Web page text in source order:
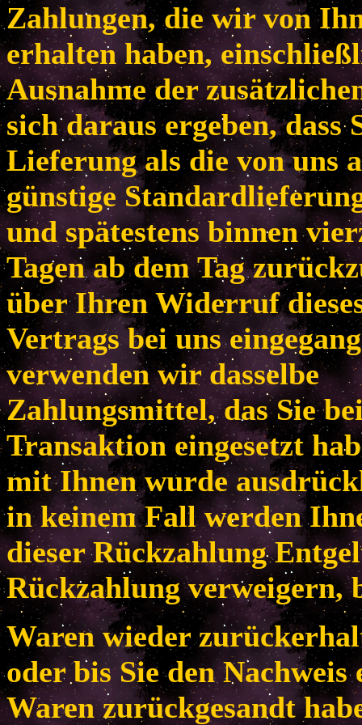
Zahlungen, die wir von
erhalten haben,
Ausnahme der
sich daraus ergeben, dass
Lieferung als die von uns
günstige
und spätestens binnen
Tagen ab dem Tag
über Ihren Widerruf
Vertrags bei uns
verwenden wir dasselbe
Zahlungsmittel, das Sie
Transaktion eingesetzt
mit Ihnen wurde
in keinem Fall werden
dieser Rückzahlung
Rückzahlung verweigern,
Waren wieder
oder bis Sie den
Waren zurückgesandt